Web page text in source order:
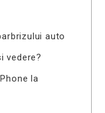
auto
vedere?
la